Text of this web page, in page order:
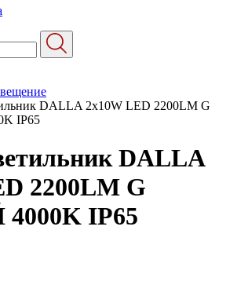
DALLA 2х10W LED 2200LM G
IP65
DALLA
2200LM G
IP65